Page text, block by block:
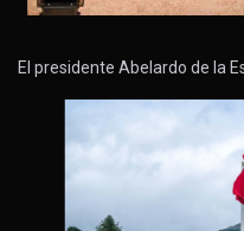
El presidente Abelardo de la